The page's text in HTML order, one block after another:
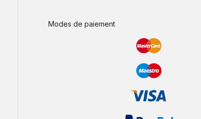
Modes de paiement